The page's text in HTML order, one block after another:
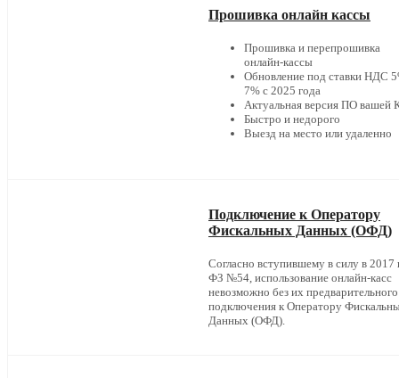
Прошивка онлайн кассы
Прошивка и перепрошивка
онлайн-кассы
Обновление под ставки НДС
7% с 2025 года
Актуальная версия ПО вашей
Быстро и недорого
Выезд на место или удаленно
Подключение к Оператору
Фискальных Данных (ОФД)
Согласно вступившему в силу в 2017
ФЗ №54, использование онлайн-касс
невозможно без их предварительного
подключения к Оператору
Данных (ОФД).